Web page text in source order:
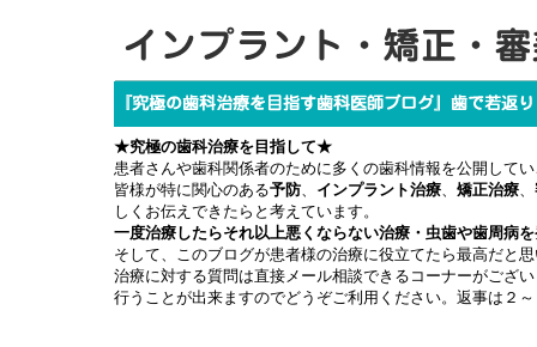
★究極の歯科治療を目指して★
患者さんや歯科関係者のために多くの歯科情報を公開して
皆様が特に関心のある予防、 インプラント治療、 矯正治療、
しくお伝えできたらと考えています。
一度治療したらそれ以上悪くならない治療・虫歯や歯周病
そして、このブログが患者様の治療に役立てたら最高だと
治療に対する質問は直接メール相談できるコーナーがござ
行うことが出来ますのでどうぞご利用ください。返事は２